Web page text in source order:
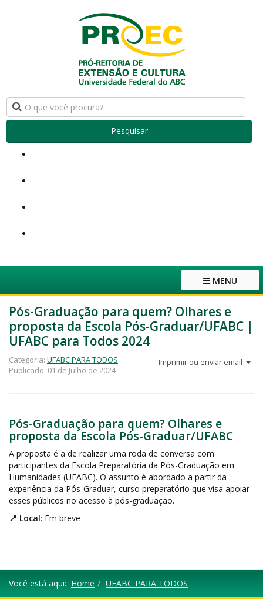
Pesquisar
MENU
Pós-Graduação para quem? Olhares e
proposta da Escola Pós-Graduar/UFABC |
UFABC para Todos 2024
Imprimir ou enviar email
Categoria: UFABC PARA TODOS
Publicado: 01 de Julho de 2024
Pós-Graduação para quem? Olhares e
proposta da Escola Pós-Graduar/UFABC
A proposta é a de realizar uma roda de conversa com
participantes da Escola Preparatória da Pós-Graduação em
Humanidades (UFABC). O assunto é abordado a partir da
experiência da Pós-Graduar, curso preparatório que visa apoiar
esses públicos no acesso à pós-graduação.
📍 Local: Em breve
Você está aqui: Home UFABC PARA TODOS